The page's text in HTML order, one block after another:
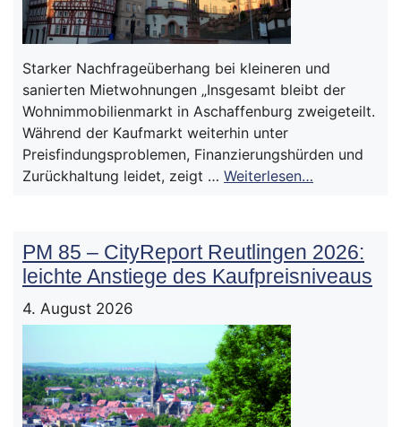
Starker Nachfrageüberhang bei kleineren und
sanierten Mietwohnungen „Insgesamt bleibt der
Wohnimmobilienmarkt in Aschaffenburg zweigeteilt.
Während der Kaufmarkt weiterhin unter
Preisfindungsproblemen, Finanzierungshürden und
Zurückhaltung leidet, zeigt … Weiterlesen…
PM 85 – CityReport Reutlingen 2026:
leichte Anstiege des Kaufpreisniveaus
4. August 2026